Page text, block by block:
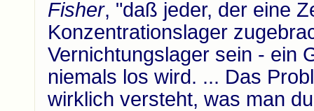
Fisher, "daß jeder, der eine
Konzentrationslager
Vernichtungslager sein - ein
niemals los wird. ... Das
wirklich versteht, was man